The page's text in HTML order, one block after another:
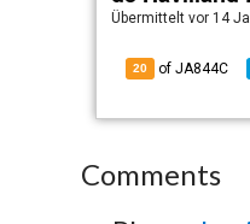
Übermitteltvor 14
20 of JA844C
Comments